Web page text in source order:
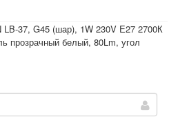
37, G45 (шар), 1W 230V E27 2700К
прозрачный белый, 80Lm, угол